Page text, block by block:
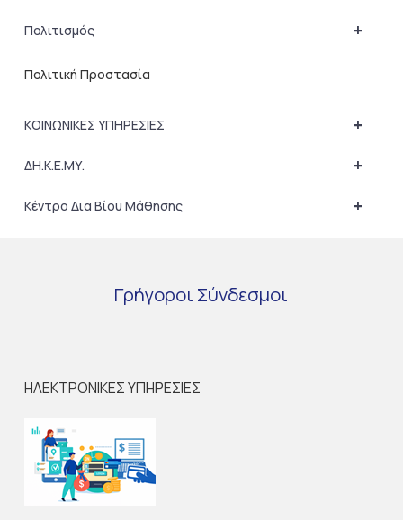
+
Πολιτισμός
Πολιτική Προστασία
+
ΚΟΙΝΩΝΙΚΕΣ ΥΠΗΡΕΣΙΕΣ
+
ΔΗ.Κ.Ε.ΜΥ.
+
Κέντρο Δια Βίου Μάθησης
Γρήγοροι Σύνδεσμοι
ΗΛΕΚΤΡΟΝΙΚΕΣ ΥΠΗΡΕΣΙΕΣ